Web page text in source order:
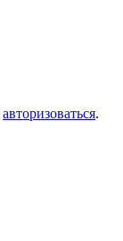
авторизоваться.